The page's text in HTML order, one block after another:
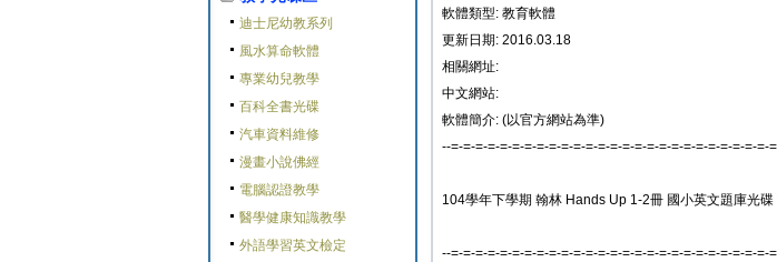
迪士尼幼教系列
風水算命軟體
專業幼兒教學
百科全書光碟
汽車資料維修
漫畫小說佛經
電腦認證教學
醫學健康知識教學
外語學習英文檢定
軟體類型: 教育軟體
更新日期: 2016.03.18
相關網址:
中文網站:
軟體簡介: (以官方網站為準)
--=-=-=-=-=-=-=-=-=-=-=-=-=-=-=-=-=-=-=-=-=-=-=-=-=-=-
104學年下學期 翰林 Hands Up 1-2冊 國小英文題庫光
--=-=-=-=-=-=-=-=-=-=-=-=-=-=-=-=-=-=-=-=-=-=-=-=-=-=-